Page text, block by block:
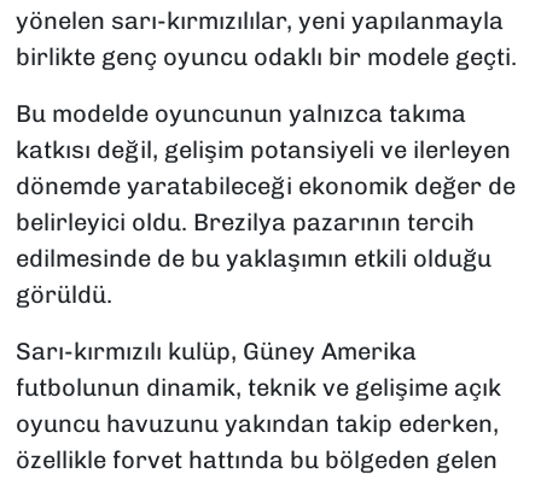
yönelen sarı-kırmızılılar, yeni yapılanmayla
birlikte genç oyuncu odaklı bir modele geçti.
Bu modelde oyuncunun yalnızca takıma
katkısı değil, gelişim potansiyeli ve ilerleyen
dönemde yaratabileceği ekonomik değer de
belirleyici oldu. Brezilya pazarının tercih
edilmesinde de bu yaklaşımın etkili olduğu
görüldü.
Sarı-kırmızılı kulüp, Güney Amerika
futbolunun dinamik, teknik ve gelişime açık
oyuncu havuzunu yakından takip ederken,
özellikle forvet hattında bu bölgeden gelen